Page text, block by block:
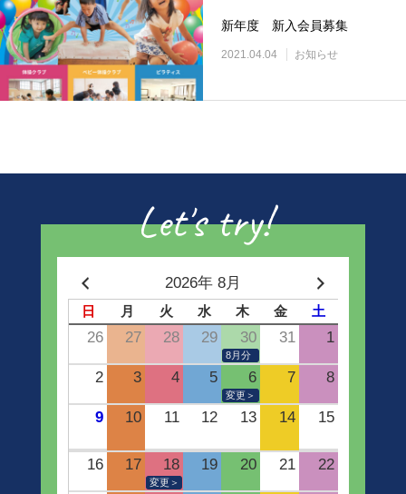
新年度 新入会員募集
2021.04.04 お知らせ
Let's try!
2026年 8月
日 月 火 水 木 金 土
26 27 28 29 30 31 1
8月分
2 3 4 5 6 7 8
変更＞
9 10 11 12 13 14 15
16 17 18 19 20 21 22
変更＞